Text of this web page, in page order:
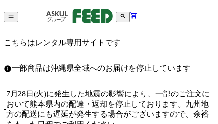
こちらはレンタル専用サイトです
一部商品は沖縄県全域へのお届けを停止しています
7月28日(火)に発生した地震の影響により、一部のご注文に
おいて熊本県内の配達・返却を停止しております。九州地
方の配送にも遅延が発生する場合がございますので、余裕